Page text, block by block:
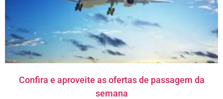
Confira e aproveite as ofertas de passagem da
semana